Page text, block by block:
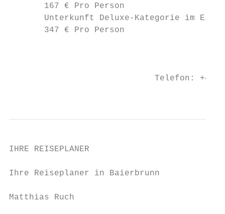
       167 € Pro Person
Unterkunft Deluxe-Kategorie im
       347 € Pro Person
Telefon: +49
IHRE REISEPLANER
Ihre Reiseplaner in Baierbrunn
Matthias Ruch